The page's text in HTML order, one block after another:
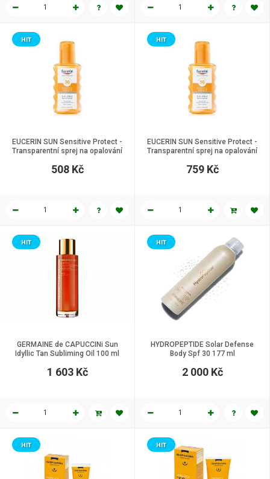
EUCERIN SUN Sensitive Protect -
Transparentní sprej na opalování
HIT
508 Kč
EUCERIN SUN Sensitive Protect -
Transparentní sprej na opalování
HIT
759 Kč
GERMAINE de CAPUCCINi Sun
Idyllic Tan Subliming Oil 100 ml
HIT
1 603 Kč
HYDROPEPTIDE Solar Defense
Body Spf 30 177 ml
HIT
2 000 Kč
HIT HIT